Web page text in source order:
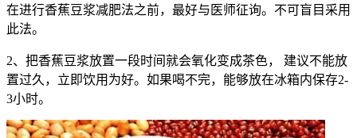
在进行香蕉豆浆减肥法之前，最好与医师征询。不可盲目采用
此法。
2、把香蕉豆浆放置一段时间就会氧化变成茶色， 建议不能放
置过久，立即饮用为好。如果喝不完，能够放在冰箱内保存2-
3小时。